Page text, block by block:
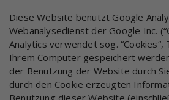
Diese Website benutzt Google
Webanalysedienst der Google Inc.
Analytics verwendet sog.
Ihrem Computer gespeichert
der Benutzung der Website durch
durch den Cookie erzeugten